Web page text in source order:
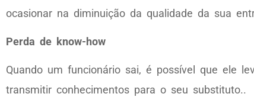
ocasionar na diminuição da qualidade da sua
Perda de know-how
Quando um funcionário sai, é possível que ele
transmitir conhecimentos para o seu substituto..